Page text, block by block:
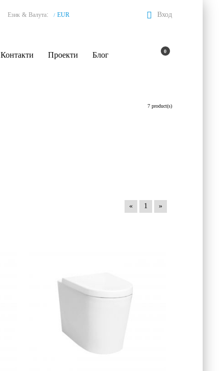
Език & Валута: / EUR Вход
0
Контакти Проекти Блог
7 product(s)
« 1 »